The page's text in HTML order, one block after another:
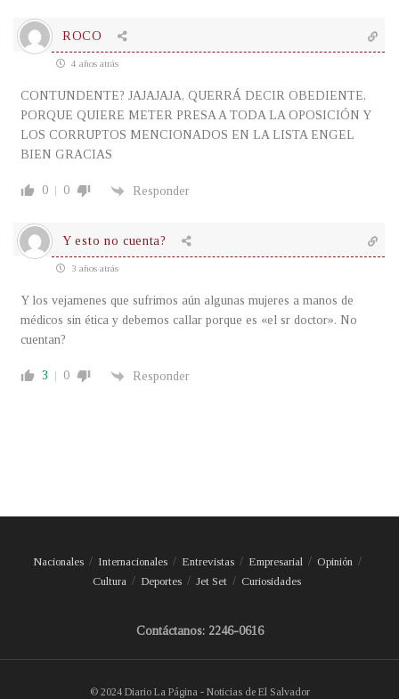
ROCO
4 años atrás
CONTUNDENTE? JAJAJAJA, QUERRÁ DECIR OBEDIENTE,
PORQUE QUIERE METER PRESA A TODA LA OPOSICIÓN Y
LOS CORRUPTOS MENCIONADOS EN LA LISTA ENGEL
BIEN GRACIAS
0 0 Responder
Y esto no cuenta?
3 años atrás
Y los vejamenes que sufrimos aún algunas mujeres a manos de
médicos sin ética y debemos callar porque es «el sr doctor». No
cuentan?
3 0 Responder
Nacionales Internacionales Entrevistas Empresarial
Opinión
Cultura
Deportes Jet Set Curiosidades
Contáctanos: 2246-0616
© 2024 Diario La Página - Noticias de El Salvador